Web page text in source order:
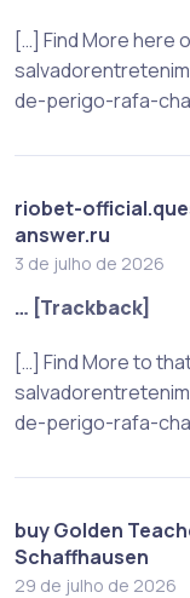
[…] Find More here
de-perigo-rafa-
riobet-
answer.ru
3 de julho de 2026
… [Trackback]
[…] Find More to
de-perigo-rafa-
buy Golden
Schaffhausen
29 de julho de 2026